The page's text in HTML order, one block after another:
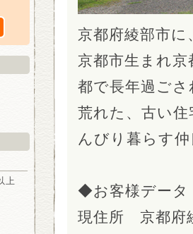
京都府綾部市
京都市生まれ
都で長年過ご
荒れた、古い
んびり暮らす
◆お客様データ
現住所 京都
上